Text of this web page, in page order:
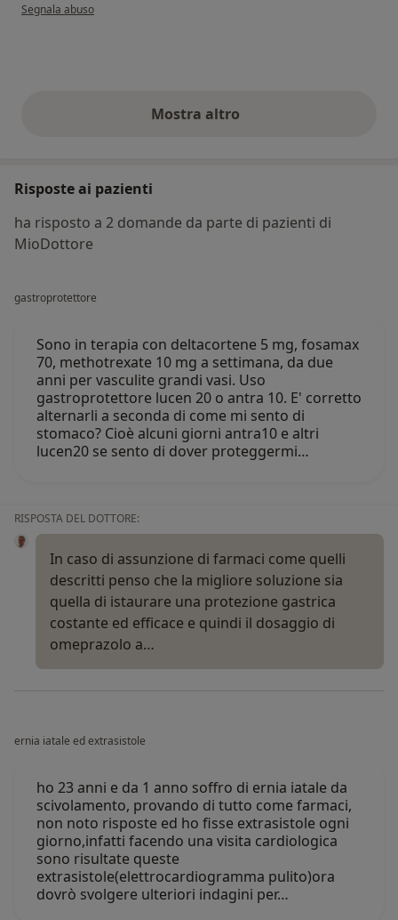
secondo l'opinione dell'utente Loredana
Segnala abuso
Mostra altroopinioni di cui sopra
Risposte ai pazienti
ha risposto a 2 domande da parte di pazienti di
MioDottore
gastroprotettore
Sono in terapia con deltacortene 5 mg, fosamax
70, methotrexate 10 mg a settimana, da due
anni per vasculite grandi vasi. Uso
gastroprotettore lucen 20 o antra 10. E' corretto
alternarli a seconda di come mi sento di
stomaco? Cioè alcuni giorni antra10 e altri
lucen20 se sento di dover proteggermi…
RISPOSTA DEL DOTTORE:
In caso di assunzione di farmaci come quelli
descritti penso che la migliore soluzione sia
quella di istaurare una protezione gastrica
costante ed efficace e quindi il dosaggio di
omeprazolo a…
ernia iatale ed extrasistole
ho 23 anni e da 1 anno soffro di ernia iatale da
scivolamento, provando di tutto come farmaci,
non noto risposte ed ho fisse extrasistole ogni
giorno,infatti facendo una visita cardiologica
sono risultate queste
extrasistole(elettrocardiogramma pulito)ora
dovrò svolgere ulteriori indagini per…